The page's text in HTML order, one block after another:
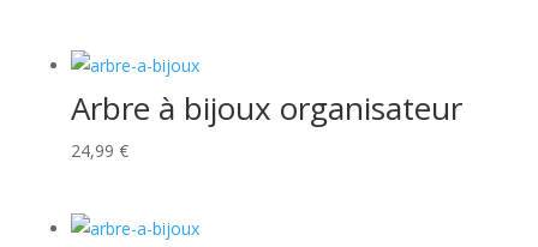
Arbre à bijoux organisateur
24,99 €